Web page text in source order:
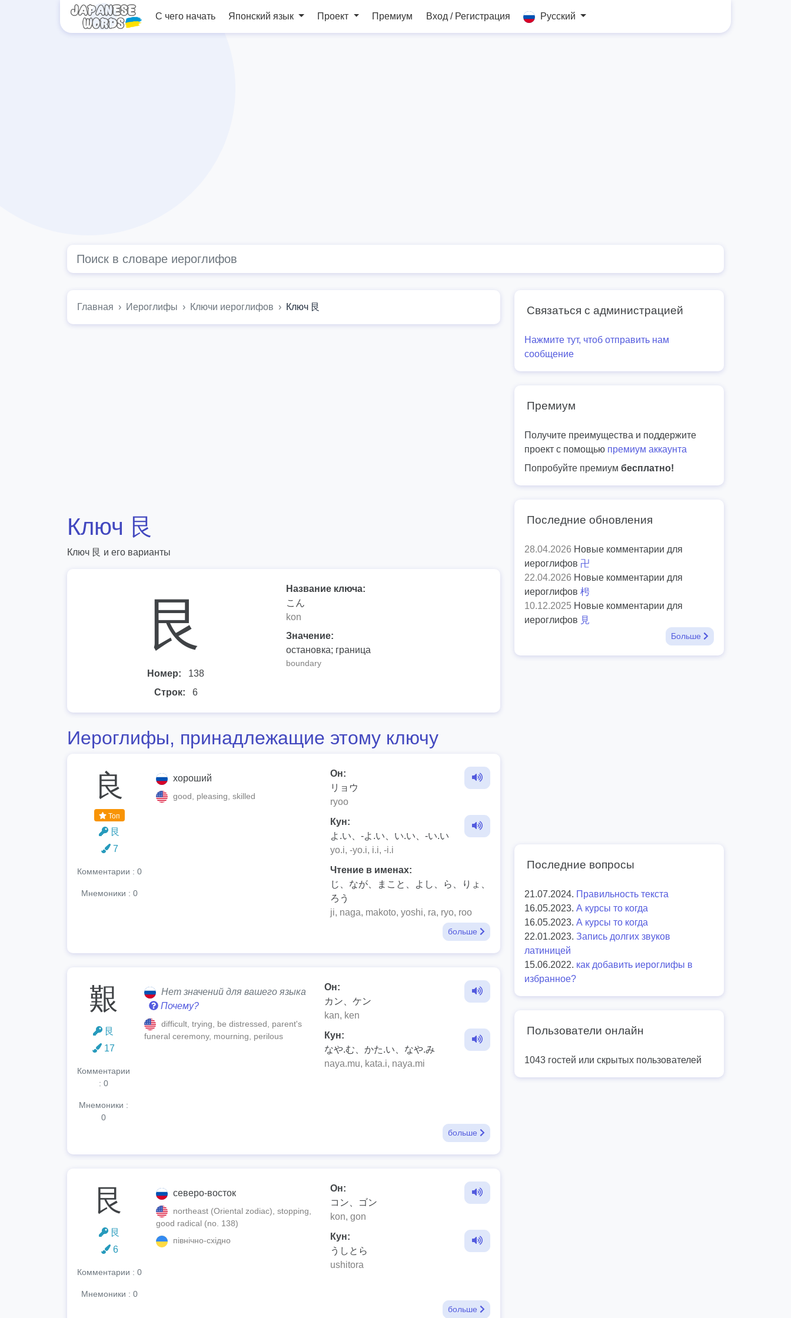
С чего начать Японский язык Проект Премиум Вход / Регистрация Русский
Главная Иероглифы Ключи иероглифов Ключ 艮
Ключ 艮
Ключ 艮 и его варианты
⾉
Номер:
138
Строк:
6
Название ключа:
こん
kon
Значение:
остановка; граница
boundary
Иероглифы, принадлежащие этому ключу
良
Топ
艮
7
Комментарии : 0
Мнемоники : 0
хороший
good, pleasing, skilled
Он:
リョウ
ryoo
Кун:
よ.い、-よ.い、い.い、-い.い
yo.i, -yo.i, i.i, -i.i
Чтение в именах:
じ、なが、まこと、よし、ら、りょ、
ろう
ji, naga, makoto, yoshi, ra, ryo, roo
больше
艱
艮
17
Комментарии
: 0
Мнемоники :
0
Нет значений для вашего языка
Почему?
difficult, trying, be distressed, parent's
funeral ceremony, mourning, perilous
Он:
カン、ケン
kan, ken
Кун:
なや.む、かた.い、なや.み
naya.mu, kata.i, naya.mi
больше
艮
艮
6
Комментарии : 0
Мнемоники : 0
cеверо-восток
northeast (Oriental zodiac), stopping,
good radical (no. 138)
північно-східно
Он:
コン、ゴン
kon, gon
Кун:
うしとら
ushitora
больше
Связаться с администрацией
Нажмите тут, чтоб отправить нам
сообщение
Премиум
Получите преимущества и поддержите
проект с помощью премиум аккаунта
Попробуйте премиум бесплатно!
Последние обновления
28.04.2026 Новые комментарии для
иероглифов 卍
22.04.2026 Новые комментарии для
иероглифов 枵
10.12.2025 Новые комментарии для
иероглифов 見
Больше
Последние вопросы
21.07.2024. Правильность текста
16.05.2023. А курсы то когда
16.05.2023. А курсы то когда
22.01.2023. Запись долгих звуков
латиницей
15.06.2022. как добавить иероглифы в
избранное?
Пользователи онлайн
1043 гостей или скрытых пользователей